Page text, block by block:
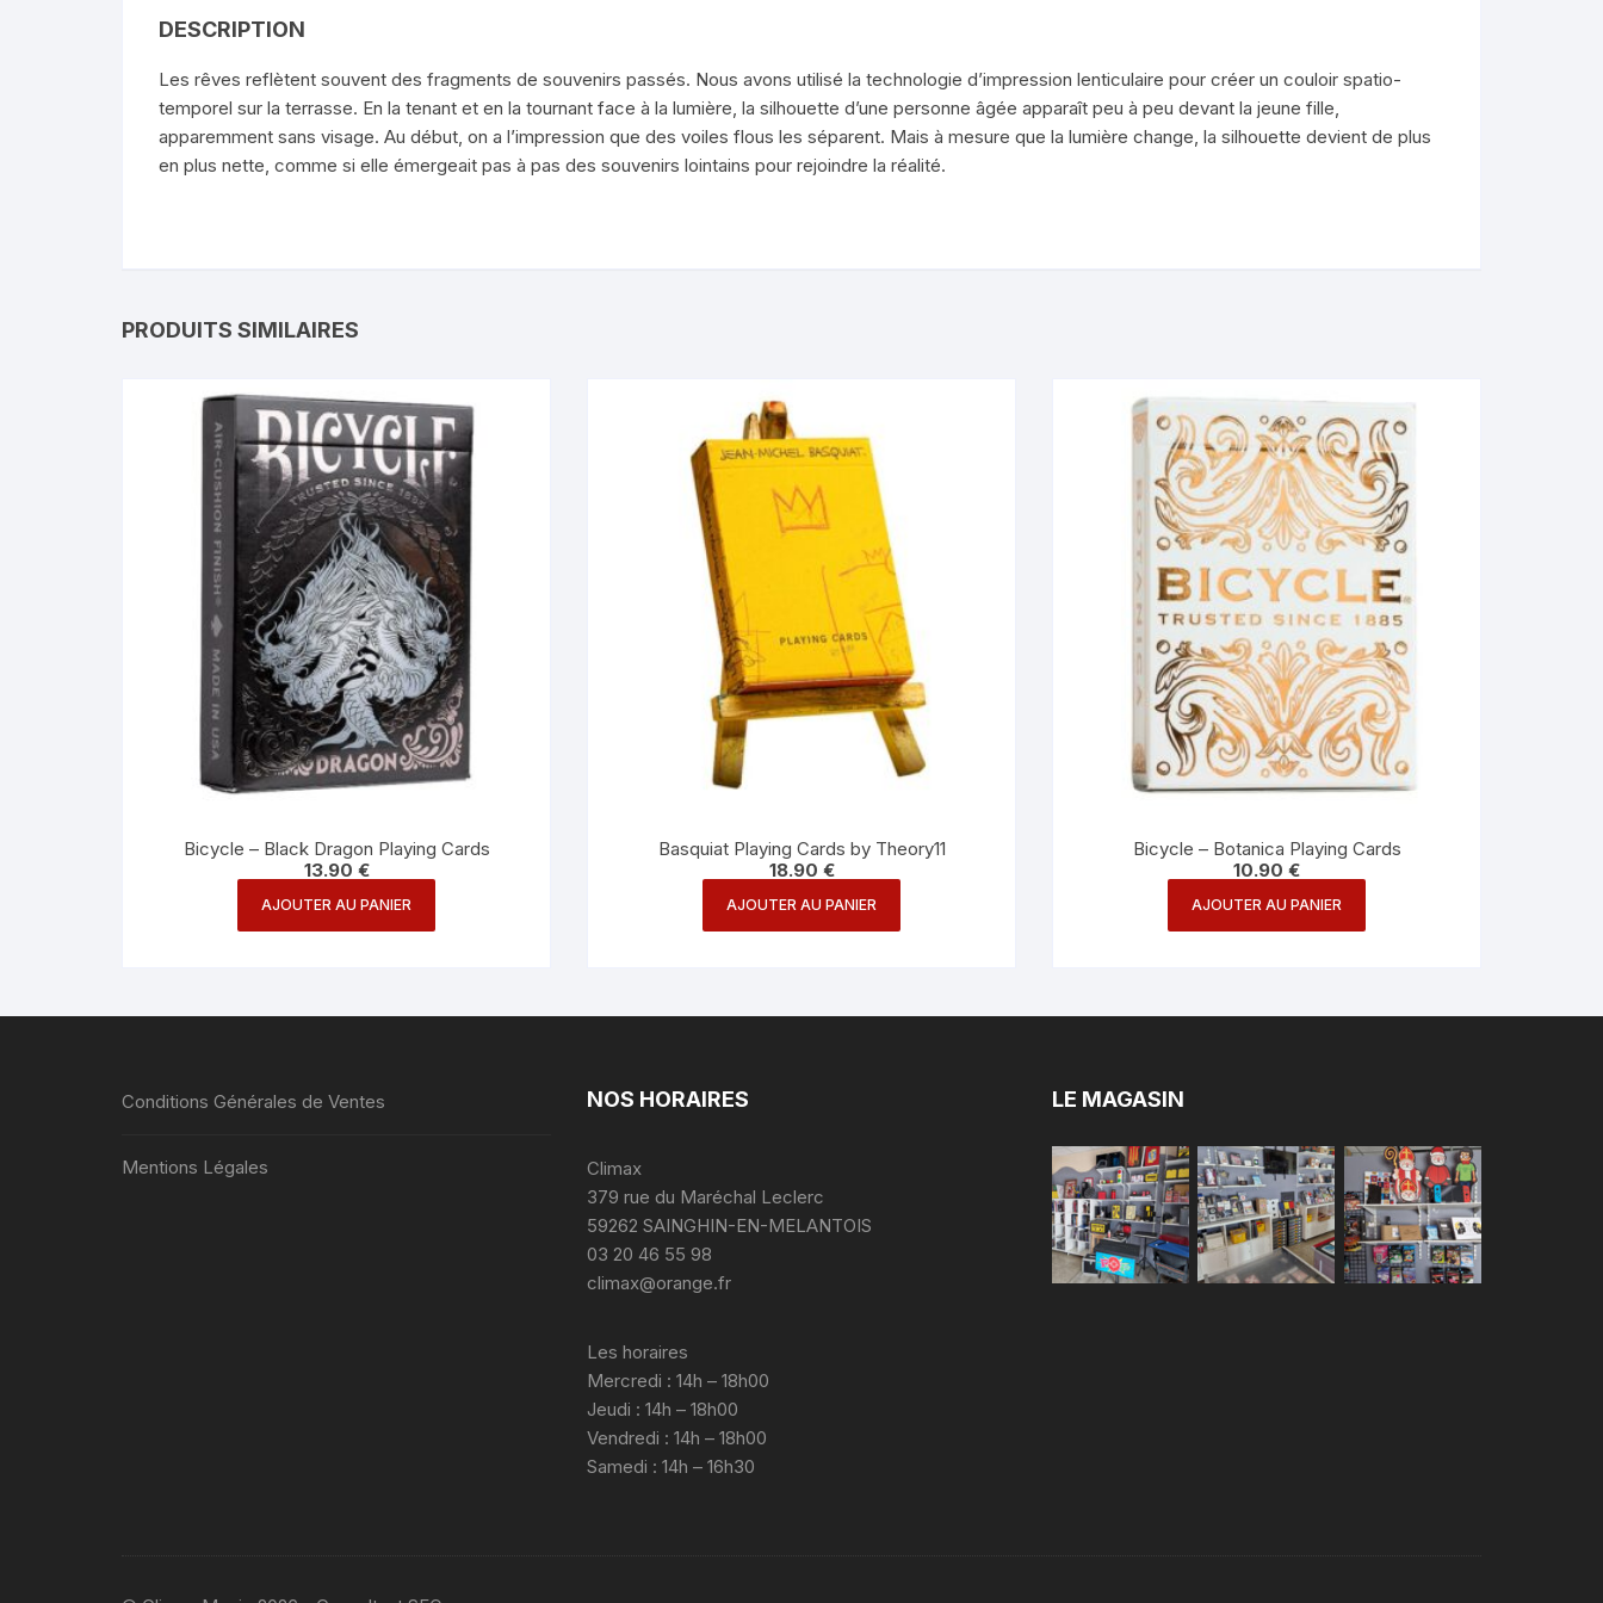
DESCRIPTION
Les rêves reflètent souvent des fragments de souvenirs passés. Nous avons utilisé la technologie d’impression lenticulaire pour créer un couloir spatio-
temporel sur la terrasse. En la tenant et en la tournant face à la lumière, la silhouette d’une personne âgée apparaît peu à peu devant la jeune fille,
apparemment sans visage. Au début, on a l’impression que des voiles flous les séparent. Mais à mesure que la lumière change, la silhouette devient de plus
en plus nette, comme si elle émergeait pas à pas des souvenirs lointains pour rejoindre la réalité.
PRODUITS SIMILAIRES
Bicycle – Black Dragon Playing Cards
13.90 €
AJOUTER AU PANIER
Basquiat Playing Cards by Theory11
18.90 €
AJOUTER AU PANIER
Bicycle – Botanica Playing Cards
10.90 €
AJOUTER AU PANIER
Conditions Générales de Ventes
Mentions Légales
NOS HORAIRES
Climax
379 rue du Maréchal Leclerc
59262 SAINGHIN-EN-MELANTOIS
03 20 46 55 98
climax@orange.fr
Les horaires
Mercredi : 14h – 18h00
Jeudi : 14h – 18h00
Vendredi : 14h – 18h00
Samedi : 14h – 16h30
LE MAGASIN